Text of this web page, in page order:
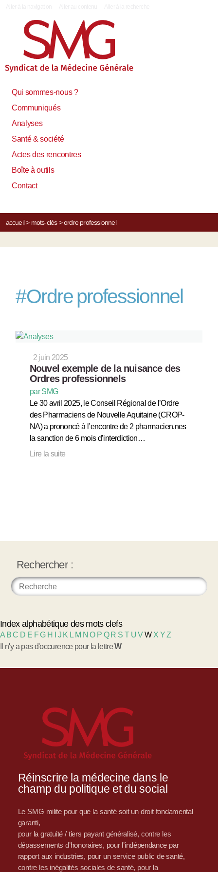
Qui sommes-nous ?
Communiqués
Analyses
Santé & société
Actes des rencontres
Boîte à outils
Contact
accueil> mots-clés> ordre professionnel
#Ordre professionnel
2 juin 2025
Nouvel exemple de la nuisance des
Ordres professionnels
par SMG
Le 30 avril 2025, le Conseil Régional de l’Ordre
des Pharmaciens de Nouvelle Aquitaine (CROP-
NA) a prononcé à l’encontre de 2 pharmacien.nes
la sanction de 6 mois d’interdiction…
Lire la suite
Rechercher :
Index alphabétique des mots clefs
A BC D E FG H J K L M NO P Q R S T UVW X YZ
Il n'y a pas d'occurence pour la lettreW
Réinscrire la médecine dans le
champ du politique et du social
Le SMG milite pour que la santé soit un droit fondamental
garanti,
pour la gratuité / tiers payant généralisé, contre les
dépassements d’honoraires, pour l’indépendance par
rapport aux industries, pour un service public de santé,
contre les inégalités sociales de santé, pour la